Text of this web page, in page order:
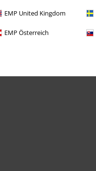
EMP United Kingdom
EMP Österreich